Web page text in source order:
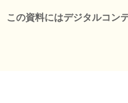
この資料にはデジタルコン